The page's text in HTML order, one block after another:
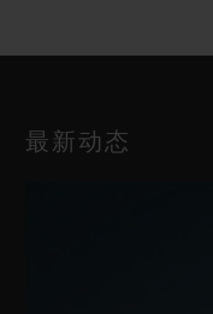
最新动态